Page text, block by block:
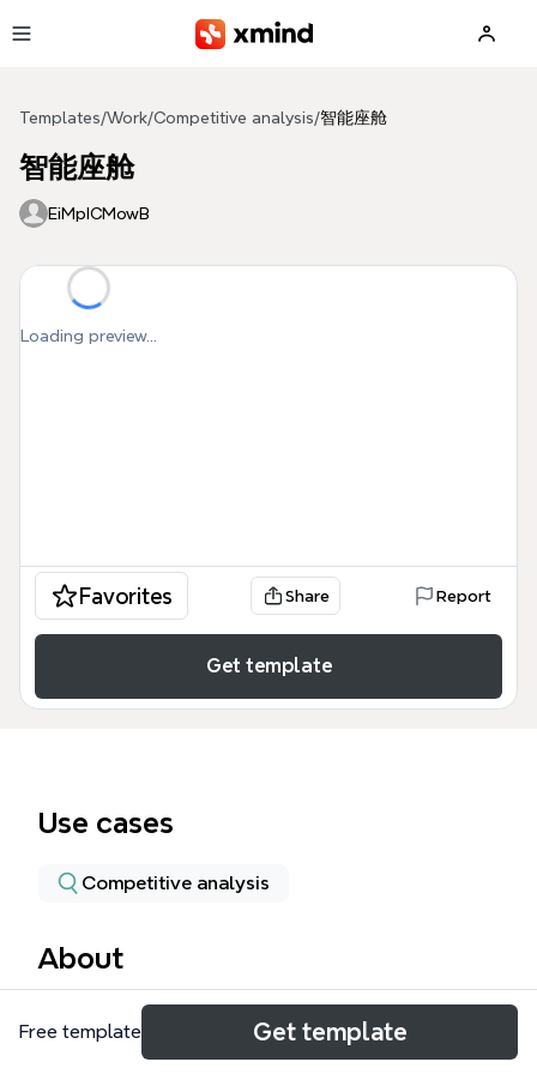
Templates/Work/Competitive analysis/智能座舱
智能座舱
EiMpICMowB
Loading preview...
Favorites Share Report
Get template
Use cases
Competitive analysis
About
智能座舱是汽车智能化转型的核心载体，本模板系统梳
理了其关键组成部分与技术框架，涵盖行业概览、行业
Free template Get template